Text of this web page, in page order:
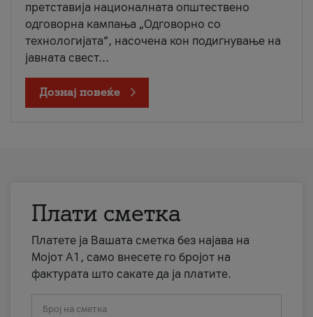
претставија националната општествено
одговорна кампања „Одговорно со
технологијата“, насочена кон подигнување на
јавната свест...
Дознај повеќе
Плати сметка
Платете ја Вашата сметка без најава на
Мојот А1, само внесете го бројот на
фактурата што сакате да ја платите.
Број на сметка